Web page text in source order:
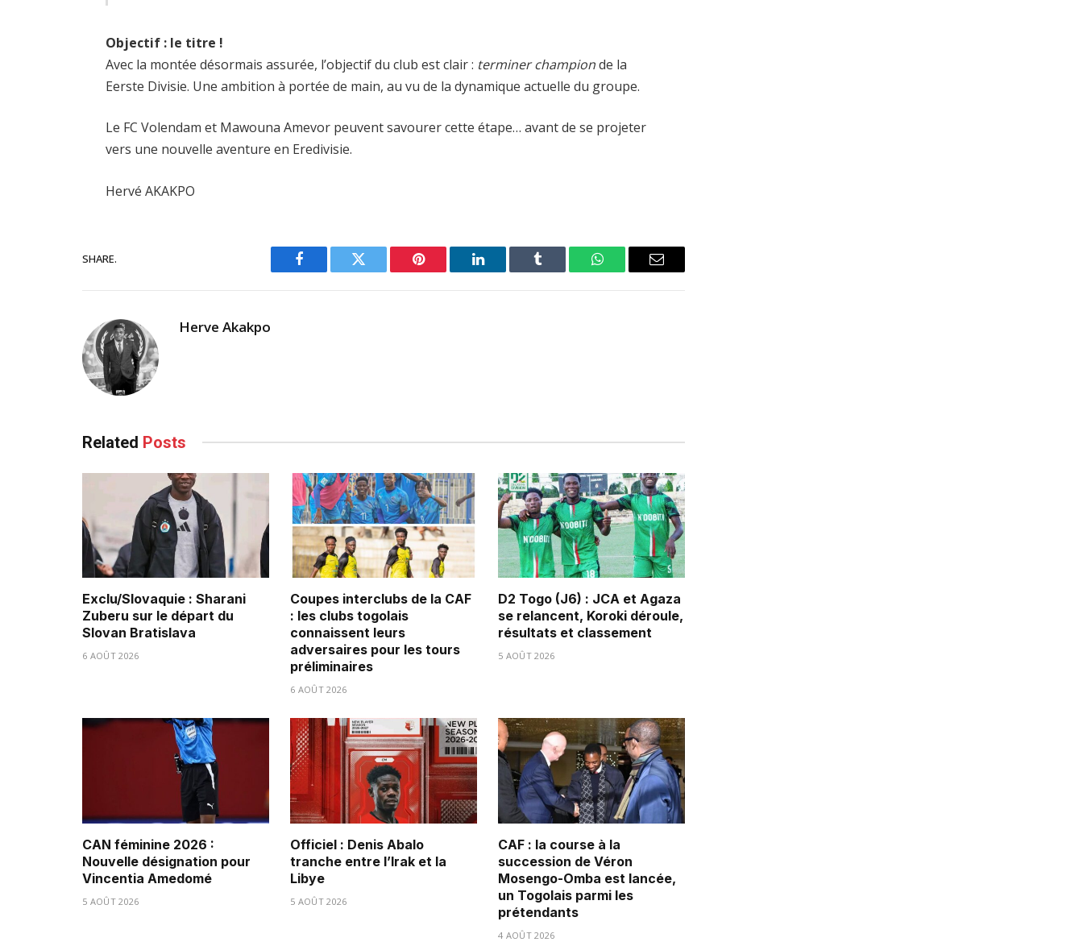
Objectif : le titre !
Avec la montée désormais assurée, l’objectif du club est clair : terminer championde la
Eerste Divisie. Une ambition à portée de main, au vu de la dynamique actuelle du groupe.
Le FC Volendam et Mawouna Amevor peuvent savourer cette étape… avant de se projeter
vers une nouvelle aventure en Eredivisie.
Hervé AKAKPO
SHARE.
Facebook Twitter Pinterest LinkedIn Tumblr WhatsAppEmail
Herve Akakpo
Related Posts
Exclu/Slovaquie : Sharani
Zuberu sur le départ du
Slovan Bratislava
6 AOÛT 2026
Coupes interclubs de la CAF
: les clubs togolais
connaissent leurs
adversaires pour les tours
préliminaires
6 AOÛT 2026
D2 Togo (J6) : JCA et Agaza
se relancent, Koroki déroule,
résultats et classement
5 AOÛT 2026
CAN féminine 2026 :
Nouvelle désignation pour
Vincentia Amedomé
5 AOÛT 2026
Officiel : Denis Abalo
tranche entre l’Irak et la
Libye
5 AOÛT 2026
CAF : la course à la
succession de Véron
Mosengo-Omba est lancée,
un Togolais parmi les
prétendants
4 AOÛT 2026